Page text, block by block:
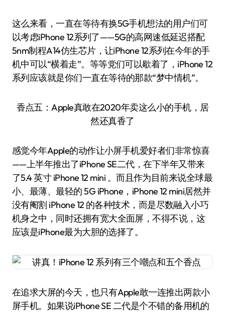
这么来看，一直在等待有换5G手机想法的用户们可
以考虑iPhone 12系列了——5G的高网速低延迟搭配
5nm制程A14仿生芯片，让iPhone 12系列在今年的手
机中可以“横着走”。等等党们可以歇着了，iPhone 12
系列应该就是你们一直在等待的那款“梦中情机”。
香点五：Apple真敢在2020年卖这么小的手机，居
然还真香了
感觉今年Apple的动作让小屏手机爱好者们非常惊喜
——上半年推出了iPhone SE二代，在下半年又带来
了5.4 英寸 iPhone 12 mini 。而且作为目前来说全球最
小、最薄、最轻的 5G iPhone，iPhone 12 mini居然并
没有阉割 iPhone 12 的各种技术，而是尽数融入小巧
机身之中，同时还拥有宽大全面屏，不得不说，这
应该是iPhone最为大胆的选择了。
在追求大屏的今天，也只有Apple敢一连推出两款小
屏手机。如果说iPhone SE 二代是个不错的备用机的